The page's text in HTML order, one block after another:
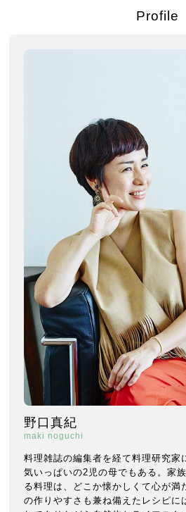
Profile
野口真紀
maki noguchi
料理雑誌の編集者を経て料理研究家
気いっぱいの2児の母でもある。家
る料理は、どこか懐かしくて心が満
の作りやすさも兼ね備えたレシピに